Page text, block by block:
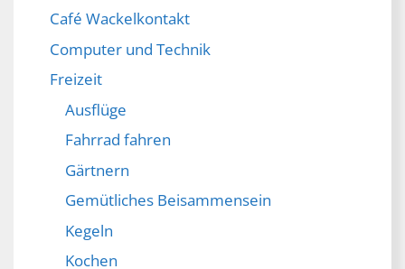
Café Wackelkontakt
Computer und Technik
Freizeit
Ausflüge
Fahrrad fahren
Gärtnern
Gemütliches Beisammensein
Kegeln
Kochen